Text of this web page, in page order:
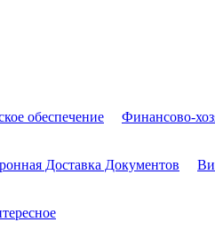
обеспечение Финансово-
Доставка Документов